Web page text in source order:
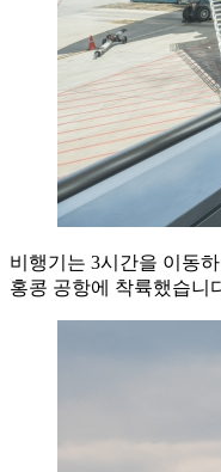
비행기는 3시간을 이동
홍콩 공항에 착륙했습니